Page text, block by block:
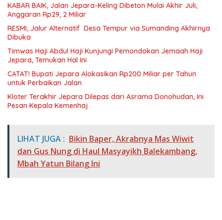
KABAR BAIK, Jalan Jepara-Keling Dibeton Mulai Akhir Juli,
Anggaran Rp29, 2 Miliar
RESMI, Jalur Alternatif Desa Tempur via Sumanding Akhirnya
Dibuka
Timwas Haji Abdul Haji Kunjungi Pemondokan Jemaah Haji
Jepara, Temukan Hal Ini
CATAT! Bupati Jepara Alokasikan Rp200 Miliar per Tahun
untuk Perbaikan Jalan
Kloter Terakhir Jepara Dilepas dari Asrama Donohudan, Ini
Pesan Kepala Kemenhaj
LIHAT JUGA : Bikin Baper, Akrabnya Mas Wiwit
dan Gus Nung di Haul Masyayikh Balekambang,
Mbah Yatun Bilang Ini